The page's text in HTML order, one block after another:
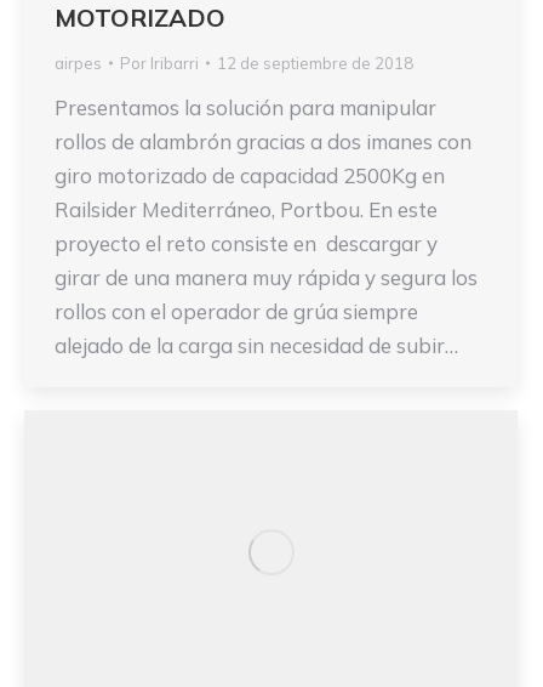
MOTORIZADO
airpes Por Iribarri 12 de septiembre de 2018
Presentamos la solución para manipular
rollos de alambrón gracias a dos imanes con
giro motorizado de capacidad 2500Kg en
Railsider Mediterráneo, Portbou. En este
proyecto el reto consiste en descargar y
girar de una manera muy rápida y segura los
rollos con el operador de grúa siempre
alejado de la carga sin necesidad de subir…